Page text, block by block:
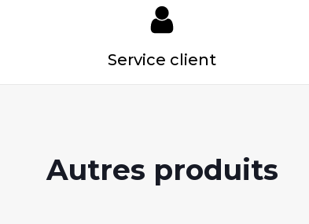
Service client
Autres produits